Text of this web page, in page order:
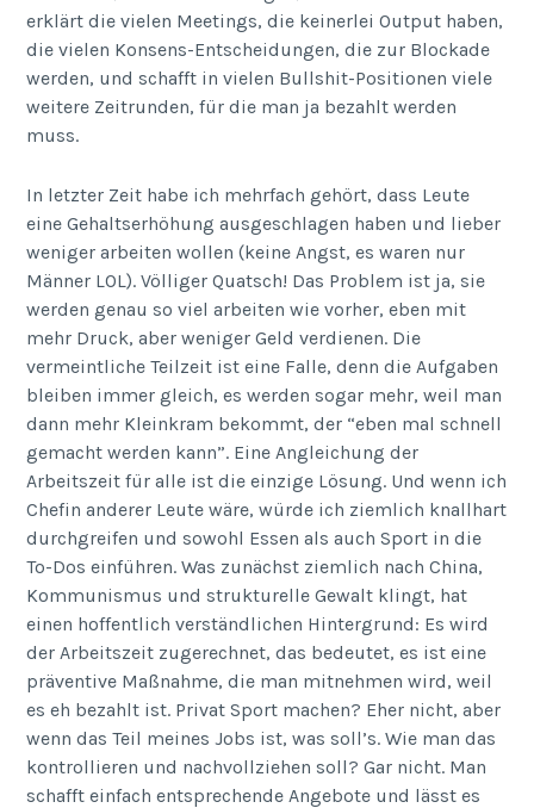
erklärt die vielen Meetings, die keinerlei Output haben,
die vielen Konsens-Entscheidungen, die zur Blockade
werden, und schafft in vielen Bullshit-Positionen viele
weitere Zeitrunden, für die man ja bezahlt werden
muss.
In letzter Zeit habe ich mehrfach gehört, dass Leute
eine Gehaltserhöhung ausgeschlagen haben und lieber
weniger arbeiten wollen (keine Angst, es waren nur
Männer LOL). Völliger Quatsch! Das Problem ist ja, sie
werden genau so viel arbeiten wie vorher, eben mit
mehr Druck, aber weniger Geld verdienen. Die
vermeintliche Teilzeit ist eine Falle, denn die Aufgaben
bleiben immer gleich, es werden sogar mehr, weil man
dann mehr Kleinkram bekommt, der “eben mal schnell
gemacht werden kann”. Eine Angleichung der
Arbeitszeit für alle ist die einzige Lösung. Und wenn ich
Chefin anderer Leute wäre, würde ich ziemlich knallhart
durchgreifen und sowohl Essen als auch Sport in die
To-Dos einführen. Was zunächst ziemlich nach China,
Kommunismus und strukturelle Gewalt klingt, hat
einen hoffentlich verständlichen Hintergrund: Es wird
der Arbeitszeit zugerechnet, das bedeutet, es ist eine
präventive Maßnahme, die man mitnehmen wird, weil
es eh bezahlt ist. Privat Sport machen? Eher nicht, aber
wenn das Teil meines Jobs ist, was soll’s. Wie man das
kontrollieren und nachvollziehen soll? Gar nicht. Man
schafft einfach entsprechende Angebote und lässt es